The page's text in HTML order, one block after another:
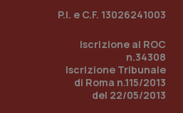
P.I. e C.F. 13026241003
Iscrizione al ROC
n.34308
Iscrizione Tribunale
di Roma n.115/2013
del 22/05/2013